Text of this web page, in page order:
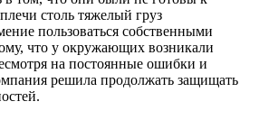
столь тяжелый груз
пользоваться собственными
что у окружающих возникали
на постоянные ошибки и
решила продолжать защищать